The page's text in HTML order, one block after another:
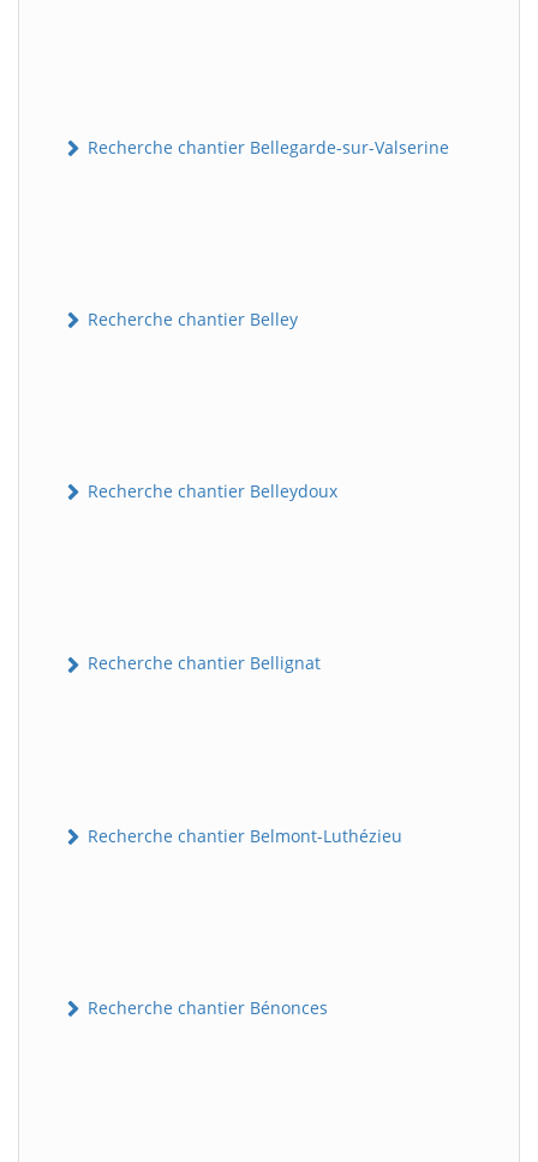
Recherche chantier Bellegarde-sur-Valserine
Recherche chantier Belley
Recherche chantier Belleydoux
Recherche chantier Bellignat
Recherche chantier Belmont-Luthézieu
Recherche chantier Bénonces